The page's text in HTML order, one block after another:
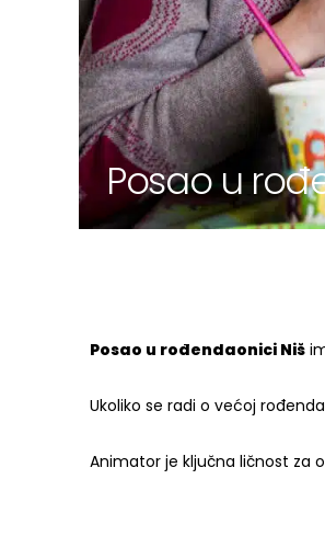
Posao u
Posao u rođendaonici Niš
Ukoliko se radi o većoj
Animator je ključna ličnost za